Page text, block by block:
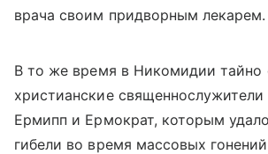
врача своим придворным лекарем.
В то же время в Никомидии тайно
христианские
Ермипп и Ермократ, которым
гибели во время массовых